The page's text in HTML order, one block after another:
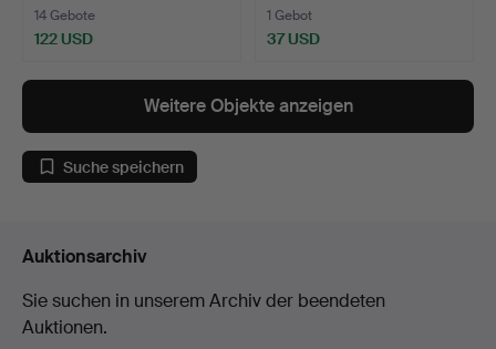
14 Gebote
122 USD
Objekt
1 Gebot
37 USD
Weitere Objekte anzeigen
Suche speichern
Auktionsarchiv
Sie suchen in unserem Archiv der beendeten
Auktionen.